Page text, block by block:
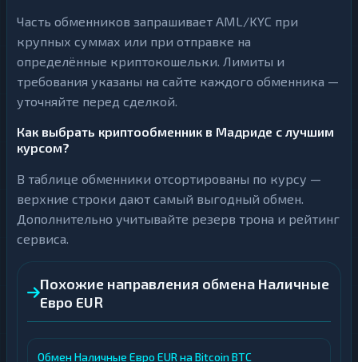
Часть обменников запрашивает AML/KYC при
крупных суммах или при отправке на
определённые криптокошельки. Лимиты и
требования указаны на сайте каждого обменника —
уточняйте перед сделкой.
Как выбрать криптообменник в Мадриде с лучшим
курсом?
В таблице обменники отсортированы по курсу —
верхние строки дают самый выгодный обмен.
Дополнительно учитывайте резерв трона и рейтинг
сервиса.
Похожие направления обмена Наличные
Евро EUR
Обмен Наличные Евро EUR на Bitcoin BTC